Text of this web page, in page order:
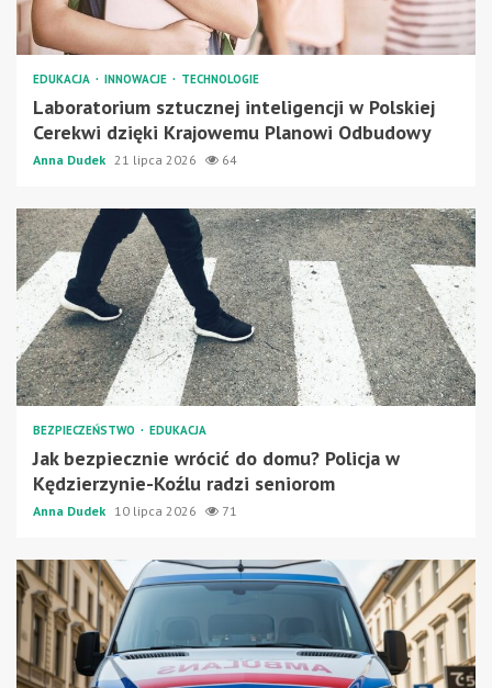
EDUKACJA INNOWACJE TECHNOLOGIE
Laboratorium sztucznej inteligencji w Polskiej
Cerekwi dzięki Krajowemu Planowi Odbudowy
Anna Dudek 21 lipca 2026 64
BEZPIECZEŃSTWO EDUKACJA
Jak bezpiecznie wrócić do domu? Policja w
Kędzierzynie-Koźlu radzi seniorom
Anna Dudek 10 lipca 2026 71